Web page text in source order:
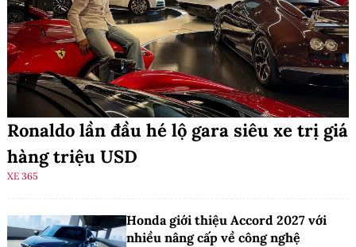
Ronaldo lần đầu hé lộ gara siêu xe trị giá
hàng triệu USD
XE 365
Honda giới thiệu Accord 2027 với
nhiều nâng cấp về công nghệ